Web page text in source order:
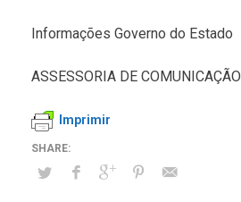
Informações Governo do Estado
ASSESSORIA DE COMUNICAÇÃO
Imprimir